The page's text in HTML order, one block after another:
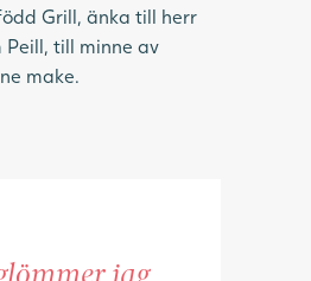
Grill, änka till herr
Peill, till minne av
make.